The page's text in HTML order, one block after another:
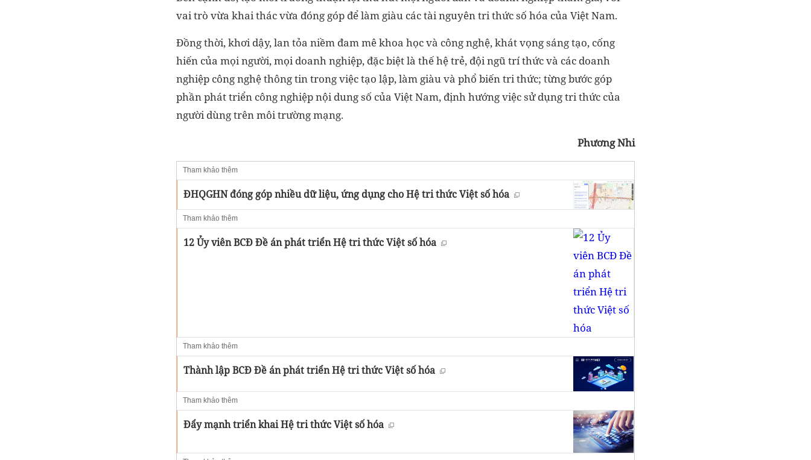
vai trò vừa khai thác vừa đóng góp để làm giàu các tài nguyên tri thức số hóa của Việt Nam.
Đồng thời, khơi dậy, lan tỏa niềm đam mê khoa học và công nghệ, khát vọng sáng tạo, cống
hiến của mọi người, mọi doanh nghiệp, đặc biệt là thế hệ trẻ, đội ngũ trí thức và các doanh
nghiệp công nghệ thông tin trong việc tạo lập, làm giàu và phổ biến tri thức; từng bước góp
phần phát triển công nghiệp nội dung số của Việt Nam, định hướng việc sử dụng tri thức của
người dùng trên môi trường mạng.
Phương Nhi
Tham khảo thêm
ĐHQGHN đóng góp nhiều dữ liệu, ứng dụng cho Hệ tri thức Việt số hóa
Tham khảo thêm
12 Ủy viên BCĐ Đề án phát triển Hệ tri thức Việt số hóa
Tham khảo thêm
Thành lập BCĐ Đề án phát triển Hệ tri thức Việt số hóa
Tham khảo thêm
Đẩy mạnh triển khai Hệ tri thức Việt số hóa